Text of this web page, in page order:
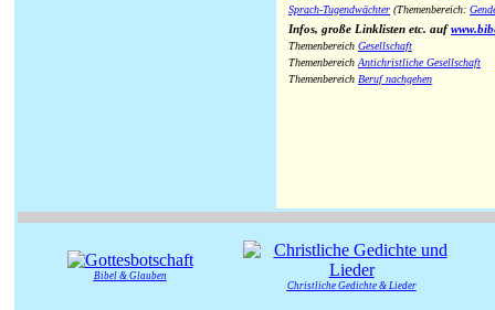
Sprach-Tugendwächter (Themenbereich:
Infos, große Linklisten etc. auf
Themenbereich Gesellschaft
Themenbereich Antichristliche Gesellschaft
Themenbereich Beruf nachgehen
Bibel & Glauben
Christliche Gedichte & Lieder